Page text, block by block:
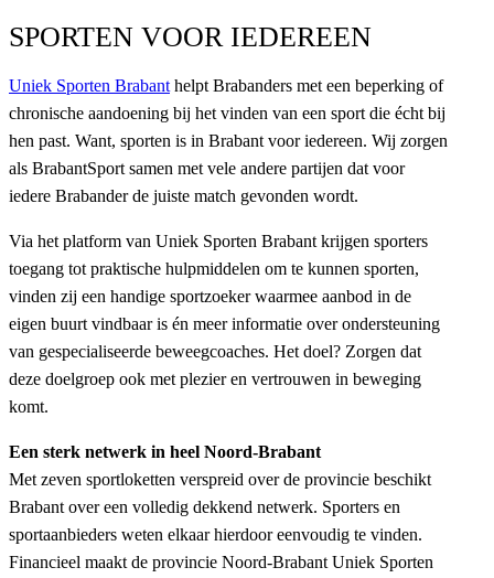
SPORTEN VOOR IEDEREEN
Uniek Sporten Brabant helpt Brabanders met een beperking of
chronische aandoening bij het vinden van een sport die écht bij
hen past. Want, sporten is in Brabant voor iedereen. Wij zorgen
als BrabantSport samen met vele andere partijen dat voor
iedere Brabander de juiste match gevonden wordt.
Via het platform van Uniek Sporten Brabant krijgen sporters
toegang tot praktische hulpmiddelen om te kunnen sporten,
vinden zij een handige sportzoeker waarmee aanbod in de
eigen buurt vindbaar is én meer informatie over ondersteuning
van gespecialiseerde beweegcoaches. Het doel? Zorgen dat
deze doelgroep ook met plezier en vertrouwen in beweging
komt.
Een sterk netwerk in heel Noord-Brabant
Met zeven sportloketten verspreid over de provincie beschikt
Brabant over een volledig dekkend netwerk. Sporters en
sportaanbieders weten elkaar hierdoor eenvoudig te vinden.
Financieel maakt de provincie Noord-Brabant Uniek Sporten